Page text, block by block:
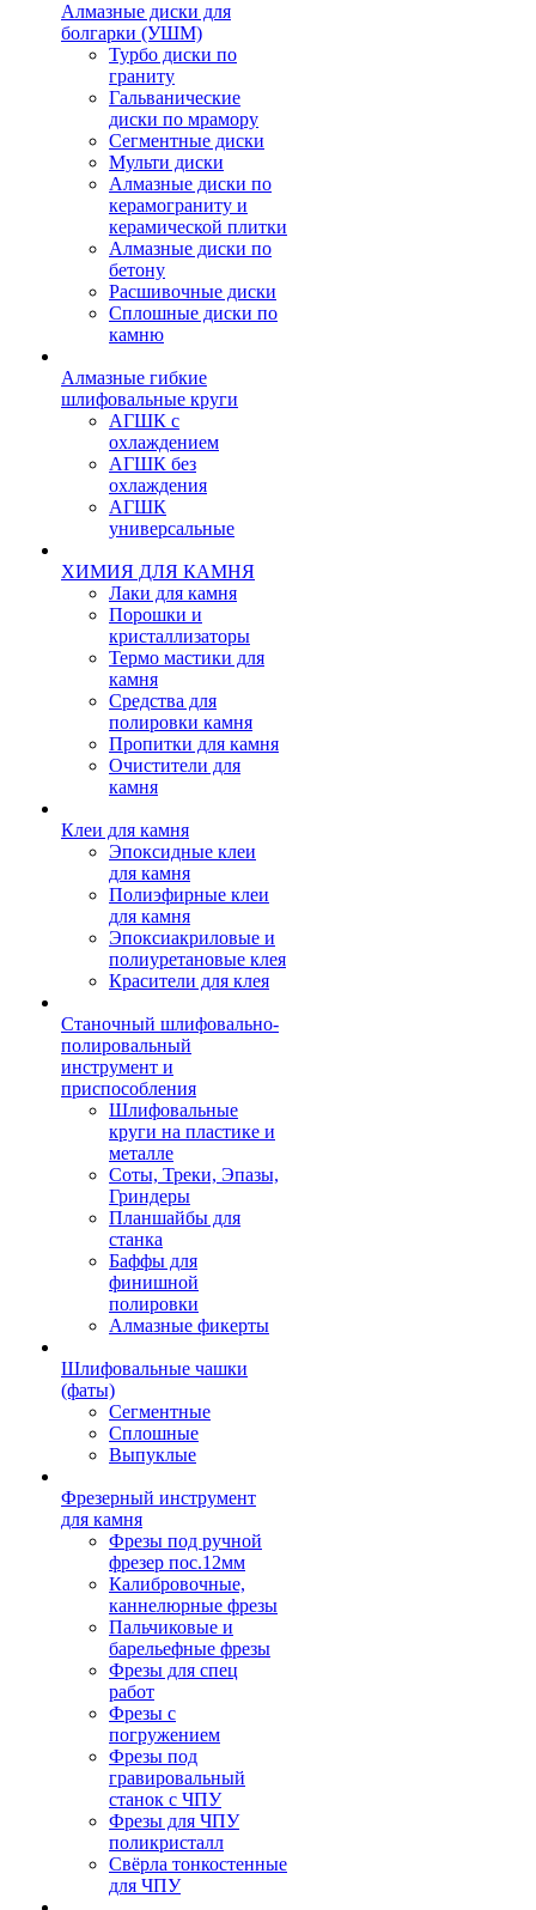
Алмазные диски для
болгарки (УШМ)
Турбо диски по
граниту
Гальванические
диски по мрамору
Сегментные диски
Мульти диски
Алмазные диски по
керамограниту и
керамической плитки
Алмазные диски по
бетону
Расшивочные диски
Сплошные диски по
камню
Алмазные гибкие
шлифовальные круги
АГШК с
охлаждением
АГШК без
охлаждения
АГШК
универсальные
ХИМИЯ ДЛЯ КАМНЯ
Лаки для камня
Порошки и
кристаллизаторы
Термо мастики для
камня
Средства для
полировки камня
Пропитки для камня
Очистители для
камня
Клеи для камня
Эпоксидные клеи
для камня
Полиэфирные клеи
для камня
Эпоксиакриловые и
полиуретановые клея
Красители для клея
Станочный шлифовально-
полировальный
инструмент и
приспособления
Шлифовальные
круги на пластике и
металле
Соты, Треки, Эпазы,
Гриндеры
Планшайбы для
станка
Баффы для
финишной
полировки
Алмазные фикерты
Шлифовальные чашки
(фаты)
Сегментные
Сплошные
Выпуклые
Фрезерный инструмент
для камня
Фрезы под ручной
фрезер пос.12мм
Калибровочные,
каннелюрные фрезы
Пальчиковые и
барельефные фрезы
Фрезы для спец
работ
Фрезы с
погружением
Фрезы под
гравировальный
станок с ЧПУ
Фрезы для ЧПУ
поликристалл
Свёрла тонкостенные
для ЧПУ